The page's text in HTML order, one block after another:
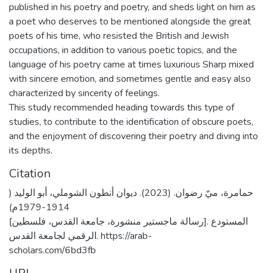
published in his poetry and poetry, and sheds light on him as
a poet who deserves to be mentioned alongside the great
poets of his time, who resisted the British and Jewish
occupations, in addition to various poetic topics, and the
language of his poetry came at times luxurious Sharp mixed
with sincere emotion, and sometimes gentle and easy also
characterized by sincerity of feelings.
This study recommended heading towards this type of
studies, to contribute to the identification of obscure poets,
and the enjoyment of discovering their poetry and diving into
its depths.
Citation
حمامرة، ميّ رضوان. (2023). ديوان أنطون الشوملي، أبو الوليد (
1914-1979م)
[رسالة ماجستير منشورة، جامعة القدس، فلسطين]. المستودع
الرقمي لجامعة القدس. https://arab-
scholars.com/6bd3fb